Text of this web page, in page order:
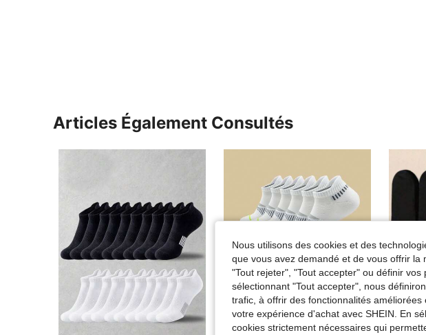
Articles Également Consultés
Nous utilisons des cookies et des
que vous avez demandé et de vous offrir la
"Tout rejeter", "Tout accepter" ou définir
sélectionnant "Tout accepter", nous
trafic, à offrir des fonctionnalités
votre expérience d'achat avec SHEIN. En
cookies strictement nécessaires qui